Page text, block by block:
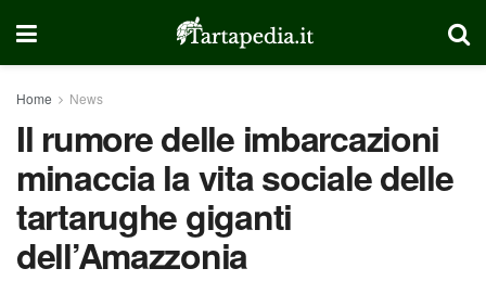
Home News
Il rumore delle imbarcazioni
minaccia la vita sociale delle
tartarughe giganti
dell’Amazzonia